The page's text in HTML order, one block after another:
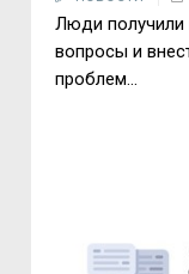
Люди
вопросы и
проблем…